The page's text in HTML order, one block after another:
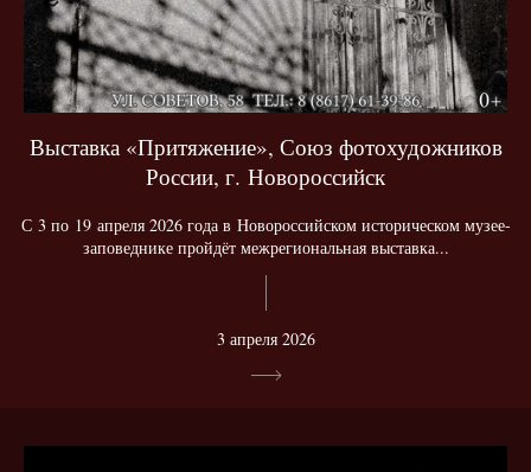
Выставка «Притяжение», Союз фотохудожников
России, г. Новороссийск
С 3 по 19 апреля 2026 года в Новороссийском историческом музее-
заповеднике пройдёт межрегиональная выставка...
3 апреля 2026